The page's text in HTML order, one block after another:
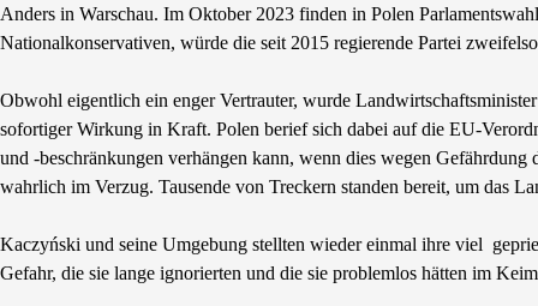
Anders in Warschau. Im Oktober 2023 finden in Polen
Nationalkonservativen, würde die seit 2015 regierende Partei
Obwohl eigentlich ein enger Vertrauter, wurde
sofortiger Wirkung in Kraft. Polen berief sich dabei auf die EU-
und -beschränkungen verhängen kann, wenn dies wegen
wahrlich im Verzug. Tausende von Treckern standen bereit, um das
Kaczyński und seine Umgebung stellten wieder einmal ihre viel
Gefahr, die sie lange ignorierten und die sie problemlos hätten im